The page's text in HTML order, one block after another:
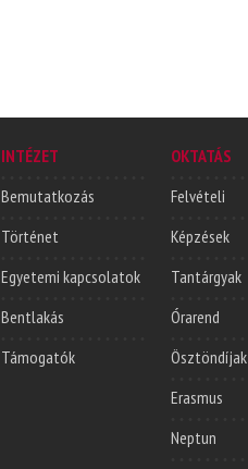
INTÉZET
Bemutatkozás
Történet
Egyetemi kapcsolatok
Bentlakás
Támogatók
OKTATÁS
Felvételi
Képzések
Tantárgyak
Órarend
Ösztöndíjak
Erasmus
Neptun